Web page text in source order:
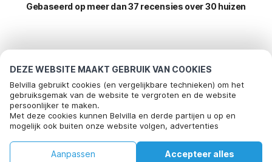
DEZE WEBSITE MAAKT GEBRUIK VAN COOKIES
Belvilla gebruikt cookies (en vergelijkbare technieken) om het
gebruiksgemak van de website te vergroten en de website
persoonlijker te maken.
Met deze cookies kunnen Belvilla en derde partijen u op en
mogelijk ook buiten onze website volgen, advertenties
social media.
Door op "accepteren" te klikken gaat u hiermee akkoord. Meer
Accepteer alles
Aanpassen
Gebaseerd op meer dan 37 recensies over 30 huizen
vakantie
Top steden met top voorzieningen voor vakantie
Kindvriendelijke vakantiehuizen le-muy
Kindvriendelijke vakantiehuizen le-muy
Populaire voorzieningen voor vakantie in La-seyne-sur-
mer
Kindvriendelijke vakantiehuizen
Populaire steden voor vakantie in Cote-dazur
Bel om te boeken